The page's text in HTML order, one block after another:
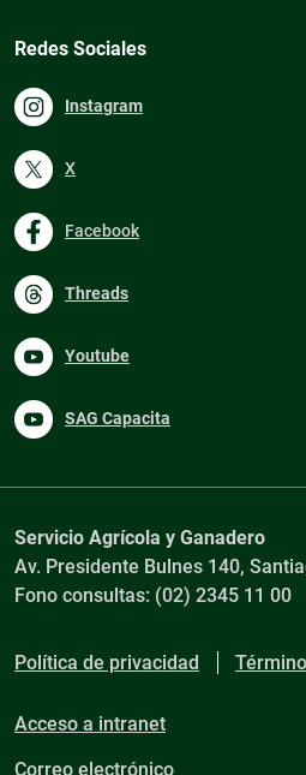
Redes Sociales
Instagram
X
Facebook
Threads
Youtube
SAG Capacita
Servicio Agrícola y Ganadero
Av. Presidente Bulnes 140,
Fono consultas: (02) 2345 11 00
Política de privacidad
Acceso a intranet
Correo electrónico